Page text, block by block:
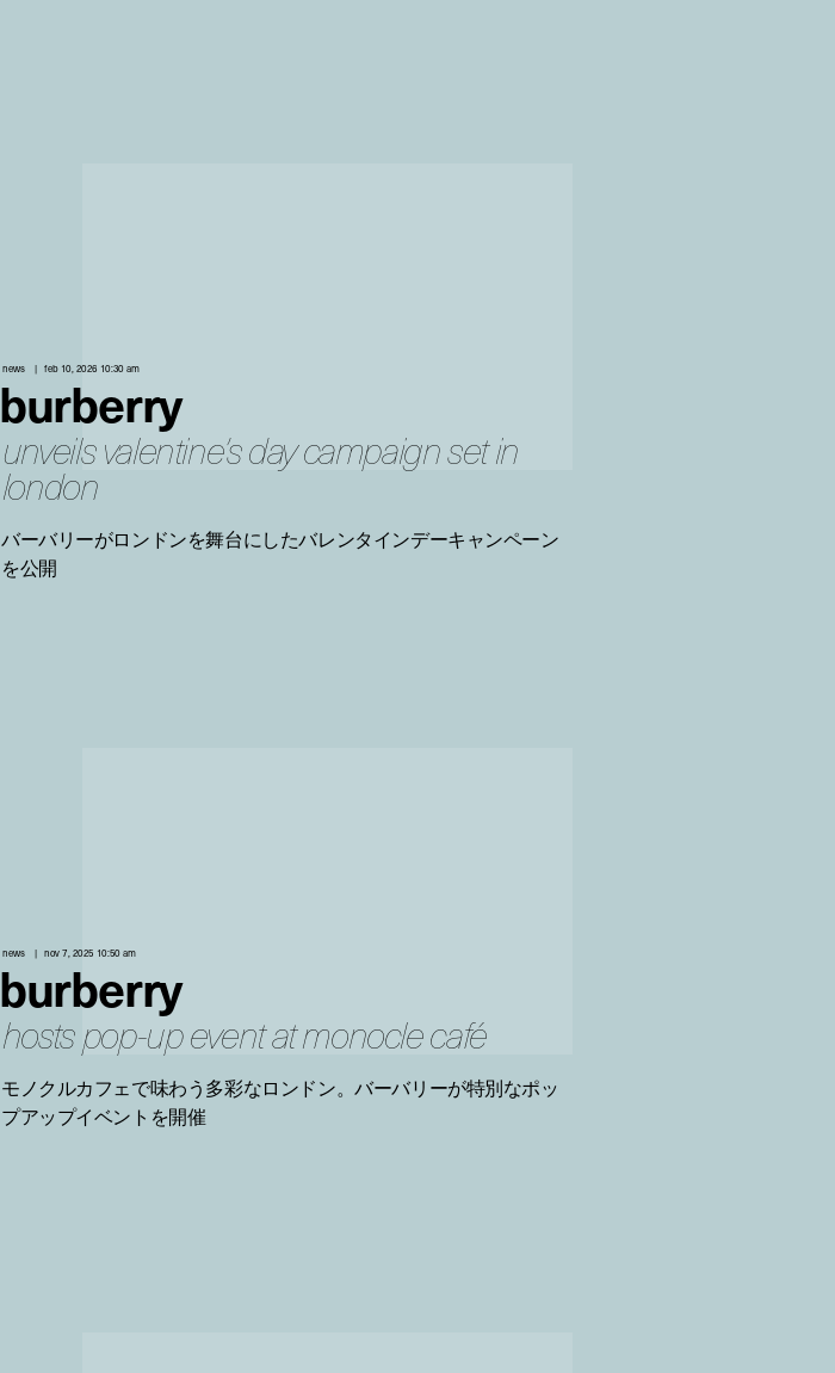
news feb 10, 2026 10:30 am
burberry
unveils valentine’s day campaign set in
london
バーバリーがロンドンを舞台にしたバレンタインデーキャンペーン
を公開
news nov 7, 2025 10:50 am
burberry
hosts pop-up event at monocle café
モノクルカフェで味わう多彩なロンドン。バーバリーが特別なポッ
プアップイベントを開催